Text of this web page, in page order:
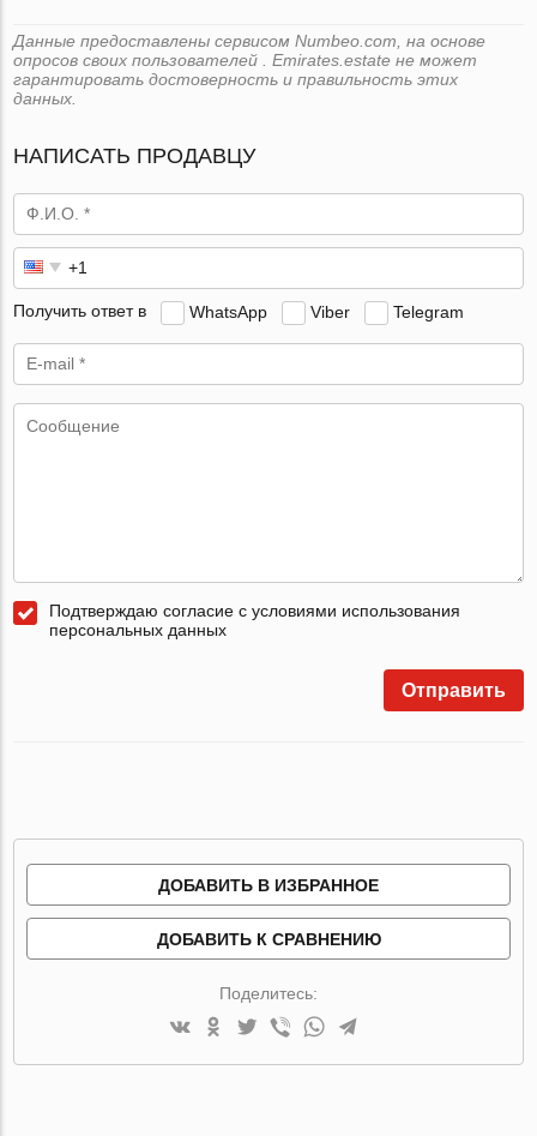
Данные предоставлены сервисом Numbeo.com, на основе
опросов своих пользователей . Emirates.estate не может
гарантировать достоверность и правильность этих
данных.
НАПИСАТЬ ПРОДАВЦУ
Получить ответ в WhatsApp Viber Telegram
Подтверждаю согласие с условиями использования
персональных данных
Отправить
ДОБАВИТЬ В ИЗБРАННОЕ
ДОБАВИТЬ К СРАВНЕНИЮ
Поделитесь: